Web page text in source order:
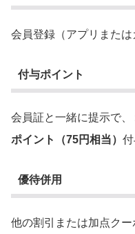
会員登録（アプリまたは
付与ポイント
会員証と一緒に提示で、
ポイント（75円相当） 付
優待併用
他の割引または加点クー